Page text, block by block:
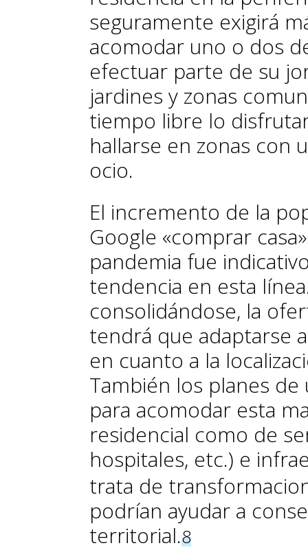
seguramente exigirá
acomodar uno o dos
efectuar parte de su
jardines y zonas
tiempo libre lo
hallarse en zonas con
ocio.
El incremento de la
Google «comprar
pandemia fue
tendencia en esta
consolidándose, la
tendrá que adaptarse
en cuanto a la
También los planes
para acomodar esta
residencial como de
hospitales, etc.) e
trata de
podrían ayudar a
territorial.8